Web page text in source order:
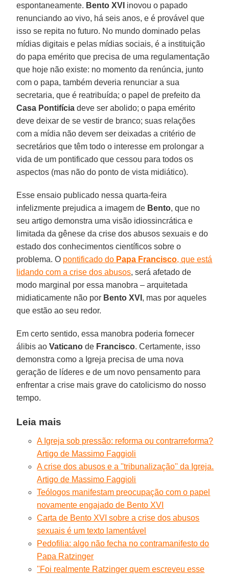
espontaneamente. Bento XVI inovou o papado
renunciando ao vivo, há seis anos, e é provável que
isso se repita no futuro. No mundo dominado pelas
mídias digitais e pelas mídias sociais, é a instituição
do papa emérito que precisa de uma regulamentação
que hoje não existe: no momento da renúncia, junto
com o papa, também deveria renunciar a sua
secretaria, que é reatribuída; o papel de prefeito da
Casa Pontifícia deve ser abolido; o papa emérito
deve deixar de se vestir de branco; suas relações
com a mídia não devem ser deixadas a critério de
secretários que têm todo o interesse em prolongar a
vida de um pontificado que cessou para todos os
aspectos (mas não do ponto de vista midiático).
Esse ensaio publicado nessa quarta-feira
infelizmente prejudica a imagem de Bento, que no
seu artigo demonstra uma visão idiossincrática e
limitada da gênese da crise dos abusos sexuais e do
estado dos conhecimentos científicos sobre o
problema. O pontificado do Papa Francisco, que está
lidando com a crise dos abusos, será afetado de
modo marginal por essa manobra – arquitetada
midiaticamente não por Bento XVI , mas por aqueles
que estão ao seu redor.
Em certo sentido, essa manobra poderia fornecer
álibis aoVaticano de Francisco. Certamente, isso
demonstra como a Igreja precisa de uma nova
geração de líderes e de um novo pensamento para
enfrentar a crise mais grave do catolicismo do nosso
tempo.
Leia mais
A Igreja sob pressão: reforma ou contrarreforma?
Artigo de Massimo Faggioli
A crise dos abusos e a ''tribunalização'' da Igreja.
Artigo de Massimo Faggioli
Teólogos manifestam preocupação com o papel
novamente engajado de Bento XVI
Carta de Bento XVI sobre a crise dos abusos
sexuais é um texto lamentável
Pedofilia: algo não fecha no contramanifesto do
Papa Ratzinger
''Foi realmente Ratzinger quem escreveu esse